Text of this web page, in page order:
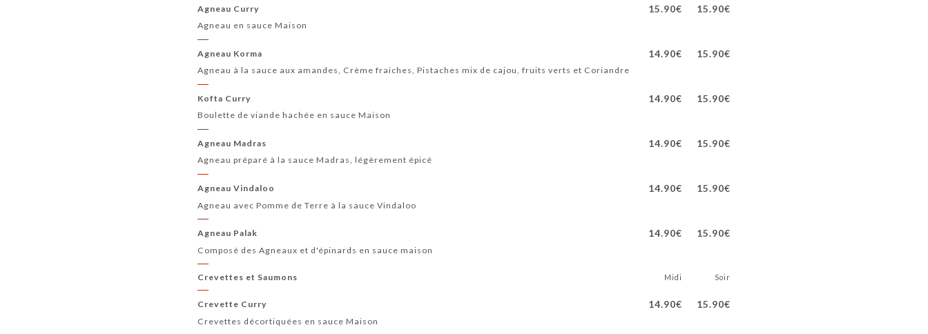
Agneau Curry 15.90€ 15.90€
Agneau en sauce Maison
Agneau Korma 14.90€ 15.90€
Agneau à la sauce aux amandes, Crème fraiches, Pistaches mix de cajou, fruits verts et Coriandre
Kofta Curry 14.90€ 15.90€
Boulette de viande hachée en sauce Maison
Agneau Madras 14.90€ 15.90€
Agneau préparé à la sauce Madras, légèrement épicé
Agneau Vindaloo 14.90€ 15.90€
Agneau avec Pomme de Terre à la sauce Vindaloo
Agneau Palak 14.90€ 15.90€
Composé des Agneaux et d'épinards en sauce maison
Crevettes et Saumons Midi Soir
Crevette Curry 14.90€ 15.90€
Crevettes décortiquées en sauce Maison